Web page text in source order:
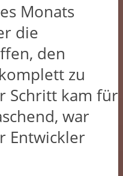
Monats
die
den
zu
Schritt kam für
war
Entwickler